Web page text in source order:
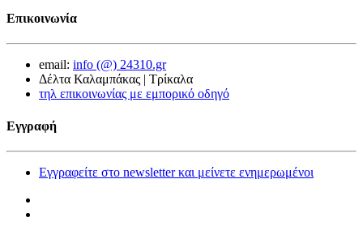
Επικοινωνία
email: info (@) 24310.gr
Δέλτα Καλαμπάκας | Τρίκαλα
τηλ επικοινωνίας με εμπορικό οδηγό
Εγγραφή
Εγγραφείτε στο newsletter και μείνετε ενημερωμένοι